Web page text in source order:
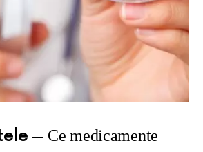
Ce medicamente